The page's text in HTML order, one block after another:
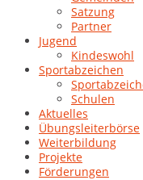
Satzung
Partner
Jugend
Kindeswohl
Sportabzeichen
Schulen
Aktuelles
Übungsleiterbörse
Weiterbildung
Projekte
Förderungen